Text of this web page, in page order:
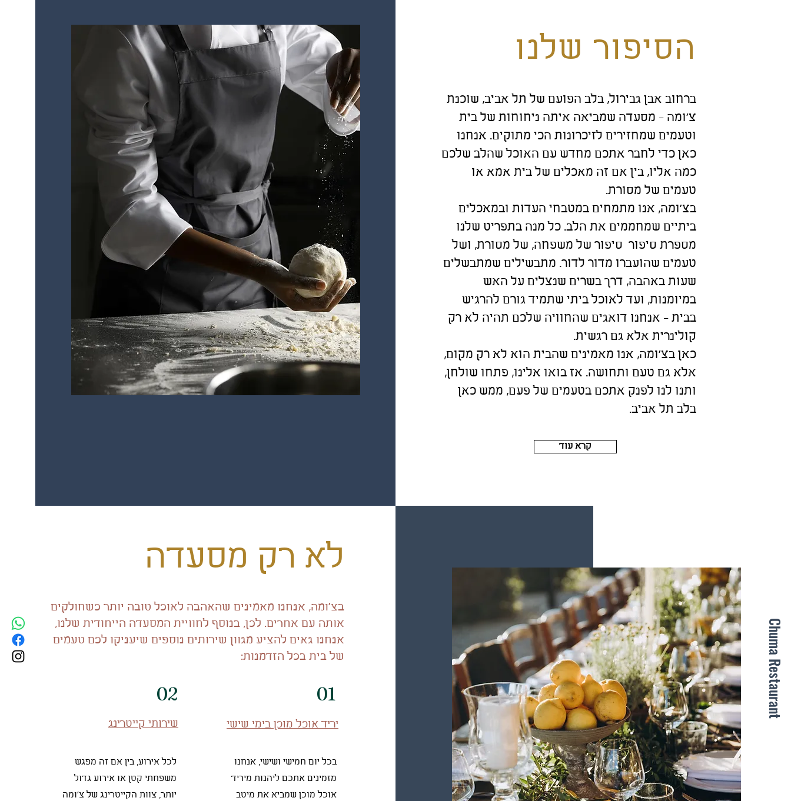
Chuma Restaurant
הסיפור שלנו
ברחוב אבן גבירול, בלב הפועם של תל אביב, שוכנת
צ'ומה - מסעדה שמביאה איתה ניחוחות של בית
וטעמים שמחזירים לזיכרונות הכי מתוקים. אנחנו
כאן כדי לחבר אתכם מחדש עם האוכל שהלב שלכם
כמה אליו, בין אם זה מאכלים של בית אמא או
טעמים של מסורת.
בצ'ומה, אנו מתמחים במטבחי העדות ובמאכלים
ביתיים שמחממים את הלב. כל מנה בתפריט שלנו
מספרת סיפור סיפור של משפחה, של מסורת, ושל
טעמים שהועברו מדור לדור. מתבשילים שמתבשלים
שעות באהבה, דרך בשרים שנצלים על האש
במיומנות, ועד לאוכל ביתי שתמיד גורם להרגיש
בבית - אנחנו דואגים שהחוויה שלכם תהיה לא רק
קולינרית אלא גם רגשית.
כאן בצ'ומה, אנו מאמינים שהבית הוא לא רק מקום,
אלא גם טעם ותחושה. אז בואו אלינו, פתחו שולחן,
ותנו לנו לפנק אתכם בטעמים של פעם, ממש כאן
בלב תל אביב.
קרא עוד
לא רק מסעדה
בצ'ומה, אנחנו מאמינים שהאהבה לאוכל טובה יותר כשחולקים
אותה עם אחרים. לכן, בנוסף לחוויית המסעדה הייחודית שלנו,
אנחנו גאים להציע מגוון שירותים נוספים שיעניקו לכם טעמים
של בית בכל הזדמנות:
01
02
יריד אוכל מוכן בימי שישי
בכל יום חמישי ושישי, אנחנו
מזמינים אתכם ליהנות מיריד
אוכל מוכן שמביא את מיטב
שירותי קייטרינג
לכל אירוע, בין אם זה מפגש
משפחתי קטן או אירוע גדול
יותר, צוות הקייטרינג של צ'ומה